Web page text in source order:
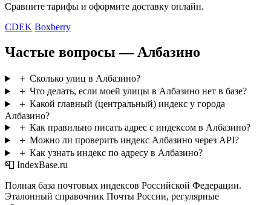
Сравните тарифы и оформите доставку онлайн.
CDEK Boxberry
Частые вопросы — Албазино
＋ Сколько улиц в Албазино?
＋ Что делать, если моей улицы в Албазино нет в базе?
＋ Какой главный (центральный) индекс у города
Албазино?
＋ Как правильно писать адрес с индексом в Албазино?
＋ Можно ли проверить индекс Албазино через API?
＋ Как узнать индекс по адресу в Албазино?
📮 IndexBase.ru
Полная база почтовых индексов Российской Федерации.
Эталонный справочник Почты России, регулярные